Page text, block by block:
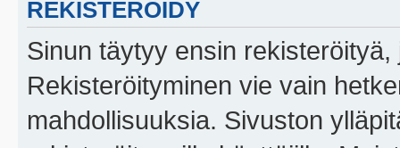
REKISTERÖIDY
Sinun täytyy ensin
Rekisteröityminen vie vain
mahdollisuuksia. Sivuston